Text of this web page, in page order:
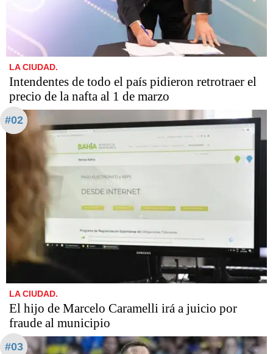
LA CIUDAD.
Intendentes de todo el país pidieron retrotraer el
precio de la nafta al 1 de marzo
#02
LA CIUDAD.
​​​​​El hijo de Marcelo Caramelli irá a juicio por
fraude al municipio
#03